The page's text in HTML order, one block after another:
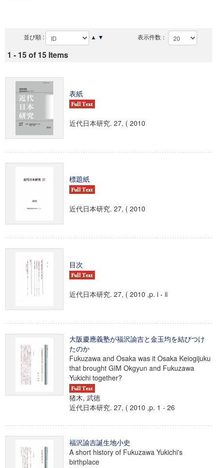
並び順 : ▲ ▼ 表示件数：
1 - 15 of 15 Items
表紙
近代日本研究. 27, ( 2010
標題紙
近代日本研究. 27, ( 2010
目次
近代日本研究. 27, ( 2010 ,p. i - ii
大阪慶應義塾が福沢諭吉と金玉均を結びつけ
たのか
Fukuzawa and Osaka was it Osaka Keiogijuku
that brought GIM Okgyun and Fukuzawa
Yukichi together?
猪木, 武徳
近代日本研究. 27, ( 2010 ,p. 1 - 26
福沢諭吉誕生地小史
A short history of Fukuzawa Yukichi's
birthplace